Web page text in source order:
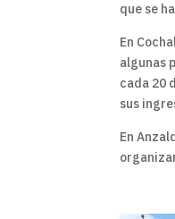
que se
En
algunas
cada 20
sus
En